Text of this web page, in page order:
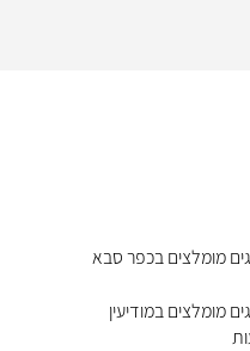
מומלצים בכפר סבא
מומלצים במודיעין